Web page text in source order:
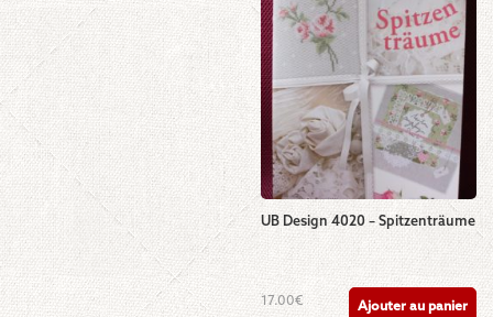
UB Design 4020 – Spitzenträume
17.00€ Ajouter au panier